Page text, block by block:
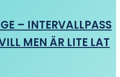
– INTERVALLPASS
MEN ÄR LITE LAT